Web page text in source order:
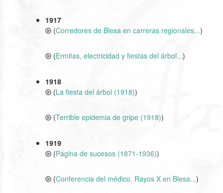
1917
(Corredores de Blesa en carreras regionales...)
(Ermitas, electricidad y fiestas del árbol...)
1918
(La fiesta del árbol (1918))
(Terrible epidemia de gripe (1918))
1919
(Página de sucesos (1871-1936))
(Conferencia del médico. Rayos X en Blesa...)